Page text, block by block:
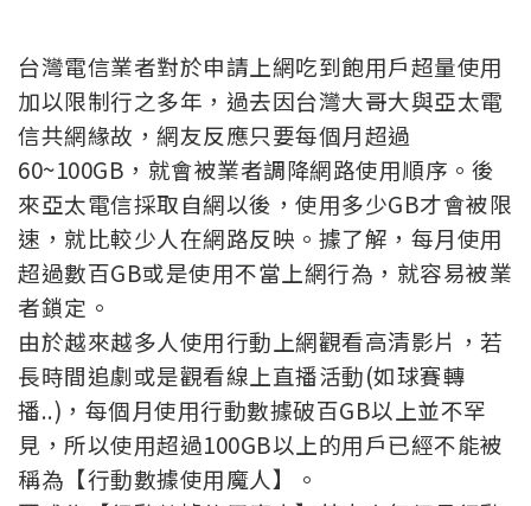
台灣電信業者對於申請上網吃到飽用戶超量使用
加以限制行之多年，過去因台灣大哥大與亞太電
信共網緣故，網友反應只要每個月超過
60~100GB，就會被業者調降網路使用順序。後
來亞太電信採取自網以後，使用多少GB才會被限
速，就比較少人在網路反映。據了解，每月使用
超過數百GB或是使用不當上網行為，就容易被業
者鎖定。
由於越來越多人使用行動上網觀看高清影片，若
長時間追劇或是觀看線上直播活動(如球賽轉
播..)，每個月使用行動數據破百GB以上並不罕
見，所以使用超過100GB以上的用戶已經不能被
稱為【行動數據使用魔人】。